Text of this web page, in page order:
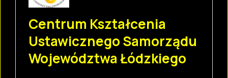
Centrum Kształcenia
Ustawicznego Samorządu
Województwa Łódzkiego